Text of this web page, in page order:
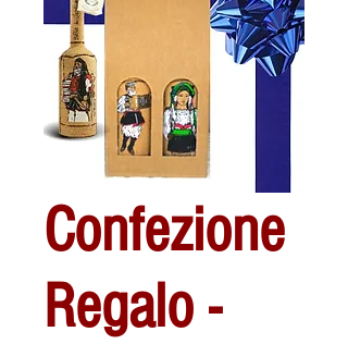
Confezione
Regalo -